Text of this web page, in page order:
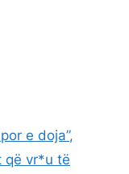
e doja”,
që vr*u të